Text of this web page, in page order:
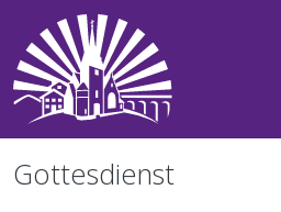
Direkt zum Inhalt
Gottesdienst